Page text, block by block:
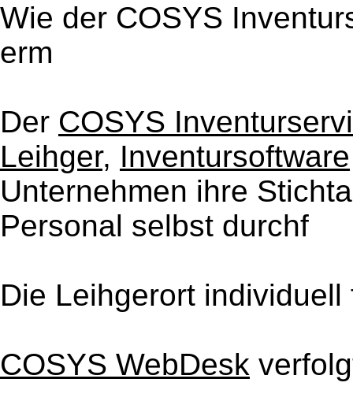
Wie der COSYS
erm
Der COSYS
Leihger, Inventursoftware
Unternehmen ihre
Personal selbst durchf
Die Leihgerort
COSYS WebDesk